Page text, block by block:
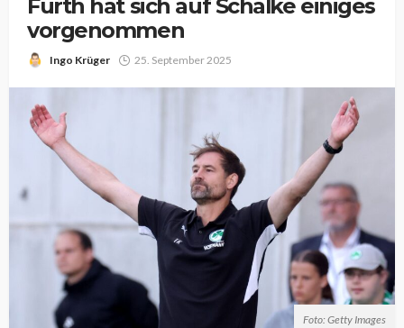
Fürth hat sich auf Schalke einiges
vorgenommen
Ingo Krüger 25. September 2025
Foto: Getty Images